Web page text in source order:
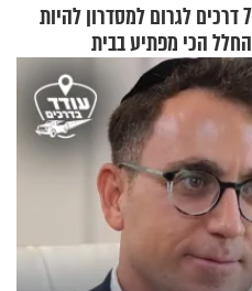
7 דרכים לגרום למסדרון להיות
החלל הכי מפתיע בבית